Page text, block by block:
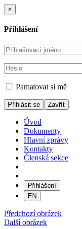
×
Přihlášení
Pamatovat si mě
Zavřít
Úvod
Dokumenty
Hlavní zprávy
Kontakty
Členská sekce
Přihlášení
EN
Předchozí obrázek
Další obrázek